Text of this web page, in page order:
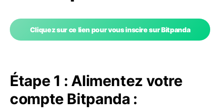
Cliquez sur ce lien pour vous inscire sur Bitpanda
Étape 1 : Alimentez votre
compte Bitpanda :